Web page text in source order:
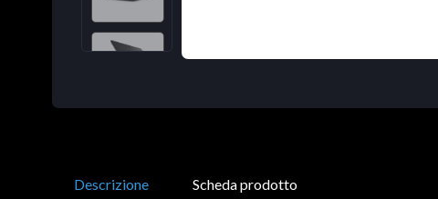
Descrizione Scheda prodotto